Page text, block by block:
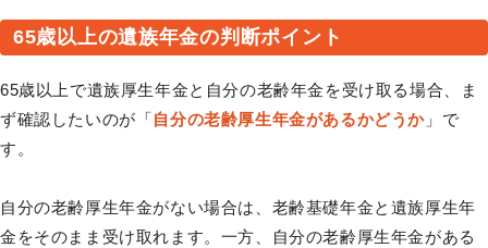
65歳以上の遺族年金の判断ポイント
65歳以上で遺族厚生年金と自分の老齢年金を受け取る場合、ま
ず確認したいのが「自分の老齢厚生年金があるかどうか 」で
す。
自分の老齢厚生年金がない場合は、老齢基礎年金と遺族厚生年
金をそのまま受け取れます。一方、自分の老齢厚生年金がある